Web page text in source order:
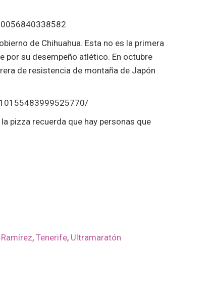
de Chihuahua. Esta no es la primera
por su desempeño atlético. En octubre
de resistencia de montaña de Japón
pizza recuerda que hay personas que
, Tenerife, Ultramaratón